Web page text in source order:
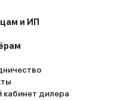
и ИП
кабинет дилера